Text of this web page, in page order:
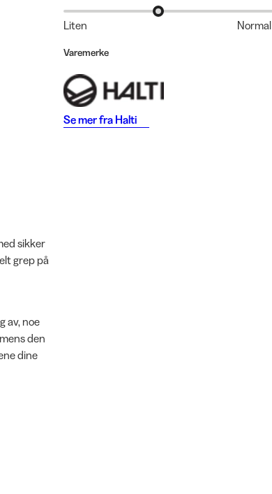
sikker
grep på
av, noe
den
dine
Liten Normal
Varemerke
Se mer fra Halti